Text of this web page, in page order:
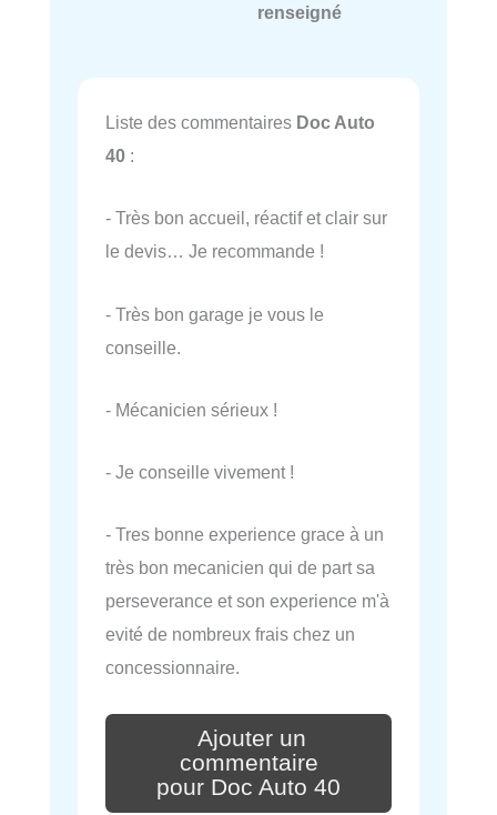
renseigné
Liste des commentaires Doc Auto
40 :
- Très bon accueil, réactif et clair sur
le devis… Je recommande !
- Très bon garage je vous le
conseille.
- Mécanicien sérieux !
- Je conseille vivement !
- Tres bonne experience grace à un
très bon mecanicien qui de part sa
perseverance et son experience m'à
evité de nombreux frais chez un
concessionnaire.
Ajouter un
commentaire
pour Doc Auto 40